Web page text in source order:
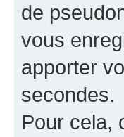
de
vous
apporter
secondes.
Pour cela,